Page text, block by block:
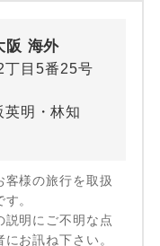
阪 海外
丁目5番25号
明・林知
様の旅行を取扱
。
説明にご不明な点
お訊ね下さい。